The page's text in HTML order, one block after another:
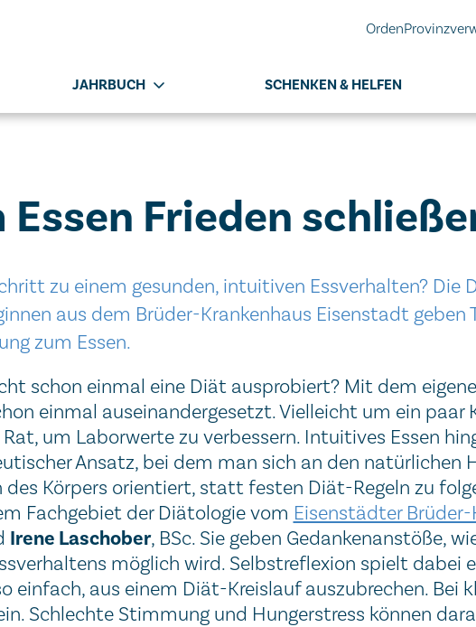
Orden
JAHRBUCH SCHENKEN & HELFEN
Frieden
zu einem gesunden, intuitiven Essverhalten?
aus dem Brüder-Krankenhaus Eisenstadt geben
zum Essen.
schon einmal eine Diät ausprobiert? Mit dem
einmal auseinandergesetzt. Vielleicht um ein paar
um Laborwerte zu verbessern. Intuitives Essen
Ansatz, bei dem man sich an den natürlichen
des Körpers orientiert, statt festen Diät-Regeln zu
Fachgebiet der Diätologie vom Eisenstädter
Irene Laschober, BSc. Sie geben Gedankenanstöße,
möglich wird. Selbstreflexion spielt dabei
einfach, aus einem Diät-Kreislauf auszubrechen. Bei
Schlechte Stimmung und Hungerstress können